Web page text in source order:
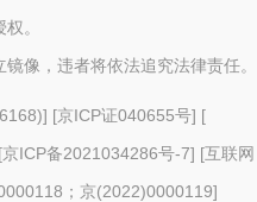
。
像，违者将依法追究法律责任。
] [京ICP证040655号] [
京ICP备2021034286号-7] [互联网
；京(2022)0000119]